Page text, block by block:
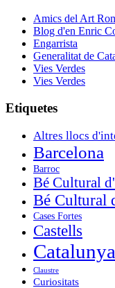
Amics del Art
Blog d'en Enric
Engarrista
Generalitat de
Vies Verdes
Vies Verdes
Etiquetes
Altres llocs
Barcelona
Barroc
Bé Cultural
Bé Cultural
Cases Fortes
Castells
Catalunya
Claustre
Curiositats